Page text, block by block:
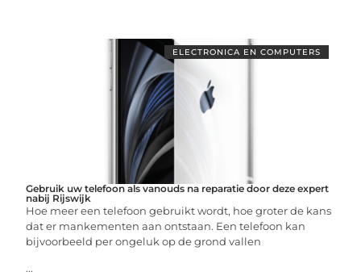
ELECTRONICA EN COMPUTERS
Gebruik uw telefoon als vanouds na reparatie door deze expert
nabij Rijswijk
Hoe meer een telefoon gebruikt wordt, hoe groter de kans
dat er mankementen aan ontstaan. Een telefoon kan
bijvoorbeeld per ongeluk op de grond vallen
...